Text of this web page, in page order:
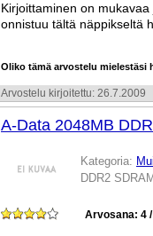
Kirjoittaminen on
onnistuu tältä näppikseltä
Oliko tämä arvostelu mielestäsi
Arvostelu kirjoitettu: 26.7.2009
A-Data 2048MB
Kategoria:
DDR2
Arvosana: 4